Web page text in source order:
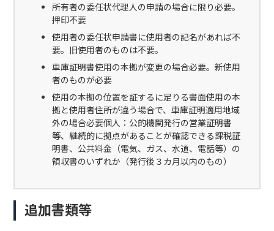
所有者の委任状代理人の申請の場合に限り必要。
押印不要
使用者の委任状申請書に使用者の記名があれば不
要。旧使用者のものは不要。
車庫証明書使用の本拠が変更の場合必要。新使用
者のものが必要
使用の本拠の位置を証するに足りる書面使用の本
拠と使用者住所が違う場合で、車庫証明適用地域
外の場合必要個人：公的機関発行の営業証明書
等、継続的に拠点があることが確認できる課税証
明書、公共料金（電気、ガス、水道、電話等）の
領収書のいずれか（発行後３カ月以内のもの）
追加書類等